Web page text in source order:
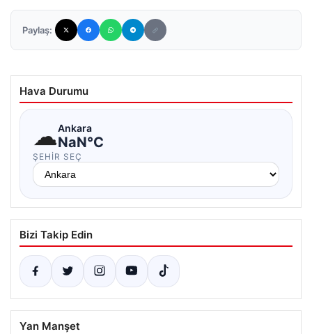
Paylaş:
Hava Durumu
☁Ankara
NaN°C
ŞEHIR SEÇ
Bizi Takip Edin
Yan Manşet